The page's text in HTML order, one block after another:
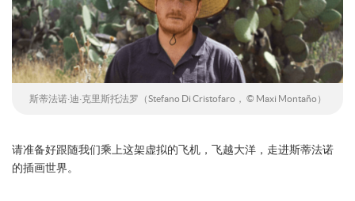
斯蒂法诺·迪·克里斯托法罗（Stefano Di Cristofaro， © Maxi Montaño）
请准备好跟随我们乘上这架虚拟的飞机，飞越大洋，走进斯蒂法诺
的插画世界。